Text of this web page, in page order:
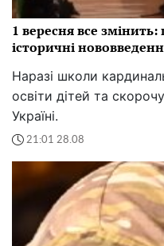
1 вересня все
історичні
Наразі школи
освіти дітей та
Україні.
21:01 28.08